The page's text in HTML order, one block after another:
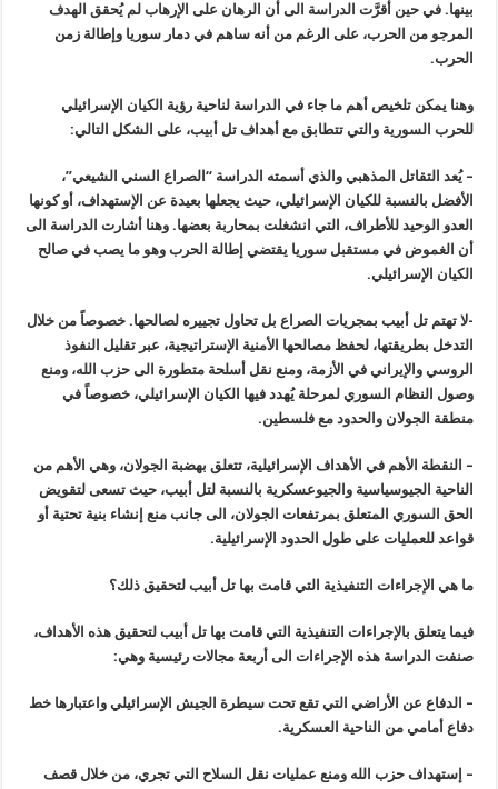
بينها. في حين أقرَّت الدراسة الى أن الرهان على الإرهاب لم يُحقق الهدف
المرجو من الحرب، على الرغم من أنه ساهم في دمار سوريا وإطالة زمن
الحرب.
وهنا يمكن تلخيص أهم ما جاء في الدراسة لناحية رؤية الكيان الإسرائيلي
للحرب السورية والتي تتطابق مع أهداف تل أبيب، على الشكل التالي:
– يُعد التقاتل المذهبي والذي أسمته الدراسة “الصراع السني الشيعي”،
الأفضل بالنسبة للكيان الإسرائيلي، حيث يجعلها بعيدة عن الإستهداف، أو كونها
العدو الوحيد للأطراف، التي انشغلت بمحاربة بعضها. وهنا أشارت الدراسة الى
أن الغموض في مستقبل سوريا يقتضي إطالة الحرب وهو ما يصب في صالح
الكيان الإسرائيلي.
-لا تهتم تل أبيب بمجريات الصراع بل تحاول تجييره لصالحها. خصوصاً من خلال
التدخل بطريقتها، لحفظ مصالحها الأمنية الإستراتيجية، عبر تقليل النفوذ
الروسي والإيراني في الأزمة، ومنع نقل أسلحة متطورة الى حزب الله، ومنع
وصول النظام السوري لمرحلة يُهدد فيها الكيان الإسرائيلي، خصوصاً في
منطقة الجولان والحدود مع فلسطين.
– النقطة الأهم في الأهداف الإسرائيلية، تتعلق بهضبة الجولان، وهي الأهم من
الناحية الجيوسياسية والجيوعسكرية بالنسبة لتل أبيب، حيث تسعى لتقويض
الحق السوري المتعلق بمرتفعات الجولان، الى جانب منع إنشاء بنية تحتية أو
قواعد للعمليات على طول الحدود الإسرائيلية.
ما هي الإجراءات التنفيذية التي قامت بها تل أبيب لتحقيق ذلك؟
فيما يتعلق بالإجراءات التنفيذية التي قامت بها تل أبيب لتحقيق هذه الأهداف،
صنفت الدراسة هذه الإجراءات الى أربعة مجالات رئيسية وهي:
– الدفاع عن الأراضي التي تقع تحت سيطرة الجيش الإسرائيلي واعتبارها خط
دفاع أمامي من الناحية العسكرية.
– إستهداف حزب الله ومنع عمليات نقل السلاح التي تجري، من خلال قصف